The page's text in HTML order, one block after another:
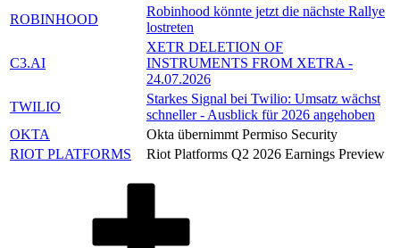
ROBINHOOD
Robinhood könnte jetzt die nächste Rallye
lostreten
C3.AI
XETR DELETION OF
INSTRUMENTS FROM XETRA -
24.07.2026
TWILIO
Starkes Signal bei Twilio: Umsatz wächst
schneller - Ausblick für 2026 angehoben
OKTA
Okta übernimmt Permiso Security
RIOT PLATFORMS
Riot Platforms Q2 2026 Earnings Preview